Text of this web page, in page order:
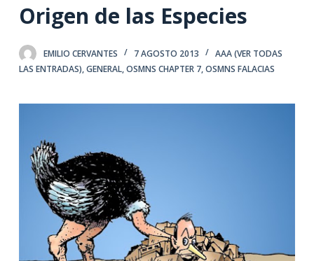
Origen de las Especies
EMILIO CERVANTES 7 AGOSTO 2013
AAA (VER TODAS
LAS ENTRADAS),GENERAL,OSMNS CHAPTER 7,OSMNS FALACIAS